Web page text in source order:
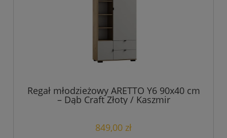
Regał młodzieżowy ARETTO Y6 90x40 cm
– Dąb Craft Złoty / Kaszmir
849,00 zł